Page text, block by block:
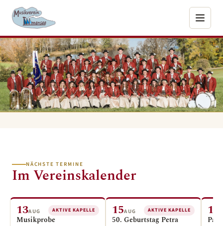
NÄCHSTE TERMINE
Im Vereinskalender
13AUG AKTIVE KAPELLE
Musikprobe
15AUG AKTIVE KAPELLE
50. Geburtstag Petra
16